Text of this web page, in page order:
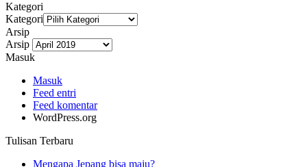
Kategori
Kategori
Arsip
Arsip
Masuk
Masuk
Feed entri
Feed komentar
WordPress.org
Tulisan Terbaru
Mengapa Jepang bisa maju?